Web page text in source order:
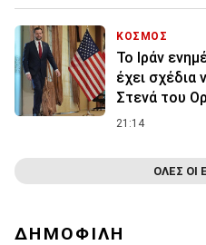
ΚΟΣΜΟΣ
To Ιράν
έχει σχέδια
Στενά του
21:14
ΟΛΕΣ ΟΙ
ΔΗΜΟΦΙΛΗ